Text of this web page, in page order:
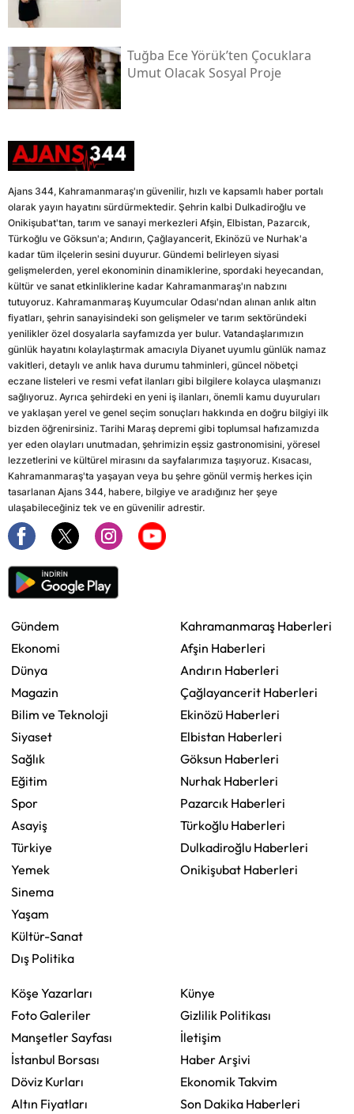
Tuğba Ece Yörük’ten Çocuklara
Umut Olacak Sosyal Proje
Ajans 344, Kahramanmaraş'ın güvenilir, hızlı ve kapsamlı haber portalı
olarak yayın hayatını sürdürmektedir. Şehrin kalbi Dulkadiroğlu ve
Onikişubat'tan, tarım ve sanayi merkezleri Afşin, Elbistan, Pazarcık,
Türkoğlu ve Göksun'a; Andırın, Çağlayancerit, Ekinözü ve Nurhak'a
kadar tüm ilçelerin sesini duyurur. Gündemi belirleyen siyasi
gelişmelerden, yerel ekonominin dinamiklerine, spordaki heyecandan,
kültür ve sanat etkinliklerine kadar Kahramanmaraş'ın nabzını
tutuyoruz. Kahramanmaraş Kuyumcular Odası'ndan alınan anlık altın
fiyatları, şehrin sanayisindeki son gelişmeler ve tarım sektöründeki
yenilikler özel dosyalarla sayfamızda yer bulur. Vatandaşlarımızın
günlük hayatını kolaylaştırmak amacıyla Diyanet uyumlu günlük namaz
vakitleri, detaylı ve anlık hava durumu tahminleri, güncel nöbetçi
eczane listeleri ve resmi vefat ilanları gibi bilgilere kolayca ulaşmanızı
sağlıyoruz. Ayrıca şehirdeki en yeni iş ilanları, önemli kamu duyuruları
ve yaklaşan yerel ve genel seçim sonuçları hakkında en doğru bilgiyi ilk
bizden öğrenirsiniz. Tarihi Maraş depremi gibi toplumsal hafızamızda
yer eden olayları unutmadan, şehrimizin eşsiz gastronomisini, yöresel
lezzetlerini ve kültürel mirasını da sayfalarımıza taşıyoruz. Kısacası,
Kahramanmaraş'ta yaşayan veya bu şehre gönül vermiş herkes için
tasarlanan Ajans 344, habere, bilgiye ve aradığınız her şeye
ulaşabileceğiniz tek ve en güvenilir adrestir.
Gündem
Ekonomi
Dünya
Magazin
Bilim ve Teknoloji
Siyaset
Sağlık
Eğitim
Spor
Asayiş
Türkiye
Yemek
Sinema
Yaşam
Kültür-Sanat
Dış Politika
Kahramanmaraş Haberleri
Afşin Haberleri
Andırın Haberleri
Çağlayancerit Haberleri
Ekinözü Haberleri
Elbistan Haberleri
Göksun Haberleri
Nurhak Haberleri
Pazarcık Haberleri
Türkoğlu Haberleri
Dulkadiroğlu Haberleri
Onikişubat Haberleri
Köşe Yazarları
Foto Galeriler
Manşetler Sayfası
İstanbul Borsası
Döviz Kurları
Altın Fiyatları
Künye
Gizlilik Politikası
İletişim
Haber Arşivi
Ekonomik Takvim
Son Dakika Haberleri